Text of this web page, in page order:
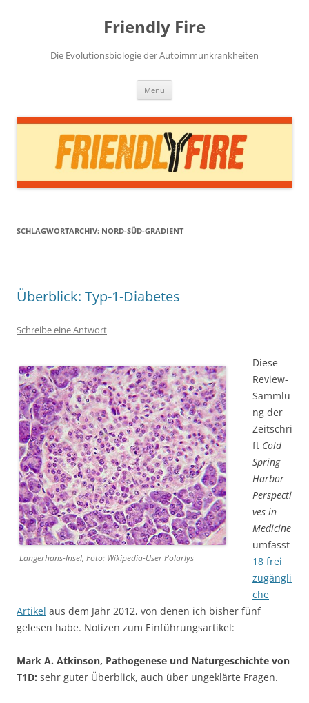
Friendly Fire
Die Evolutionsbiologie der Autoimmunkrankheiten
Menü
SCHLAGWORTARCHIV: NORD-SÜD-GRADIENT
Überblick: Typ-1-Diabetes
Schreibe eine Antwort
Langerhans-Insel, Foto: Wikipedia-User Polarlys
Diese
Review-
Sammlu
ng der
Zeitschri
ft Cold
Spring
Harbor
Perspecti
ves in
Medicine
umfasst
18 frei
zugängli
che
Artikel aus dem Jahr 2012, von denen ich bisher fünf
gelesen habe. Notizen zum Einführungsartikel:
Mark A. Atkinson, Pathogenese und Naturgeschichte von
T1D: sehr guter Überblick, auch über ungeklärte Fragen.